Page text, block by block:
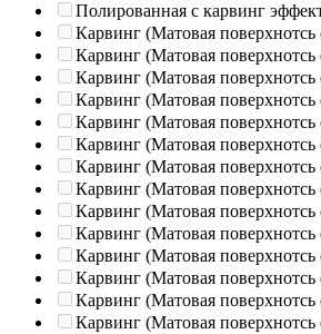
Полированная c карвинг
Карвинг (Матовая
Карвинг (Матовая
Карвинг (Матовая
Карвинг (Матовая
Карвинг (Матовая
Карвинг (Матовая
Карвинг (Матовая
Карвинг (Матовая
Карвинг (Матовая
Карвинг (Матовая
Карвинг (Матовая
Карвинг (Матовая
Карвинг (Матовая
Карвинг (Матовая